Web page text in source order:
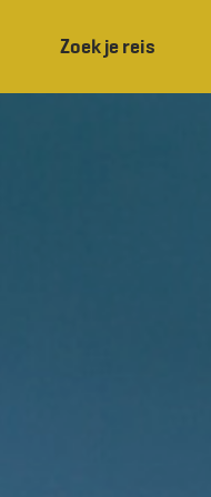
Zoek je reis